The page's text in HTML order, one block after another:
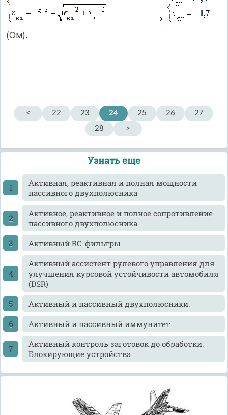
(Ом).
< 22 23 24 25 26
27
28
>
Узнать еще
Активная, реактивная и полная мощности
пассивного двухполюсника
Активное, реактивное и полное сопротивление
пассивного двухполюсника
Активный RC-фильтры
Активный ассистент рулевого управления для
улучшения курсовой устойчивости автомобиля
(DSR)
Активный и пассивный двухполюсники.
Активный и пассивный иммунитет
Активный контроль заготовок до обработки.
Блокирующие устройства